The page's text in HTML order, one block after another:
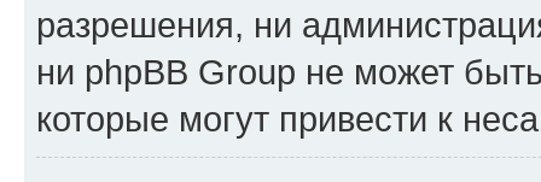
разрешения, ни
ни phpBB Group не может
которые могут привести к